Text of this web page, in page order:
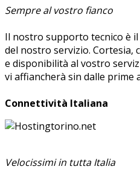
Sempre al vostro fianco
Il nostro supporto tecnico è
del nostro servizio. Cortesia,
e disponibilità al vostro
vi affiancherà sin dalle prime
Connettività Italiana
Velocissimi in tutta Italia